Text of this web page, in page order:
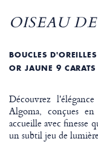
OISEAU
BOUCLES
OR JAUNE 9 CARATS
Découvrez
Algoma, conçues
accueille avec finesse
un subtil jeu de